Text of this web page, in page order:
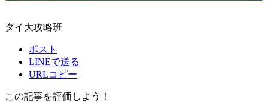
ダイ大攻略班
ポスト
LINEで送る
URLコピー
この記事を評価しよう！